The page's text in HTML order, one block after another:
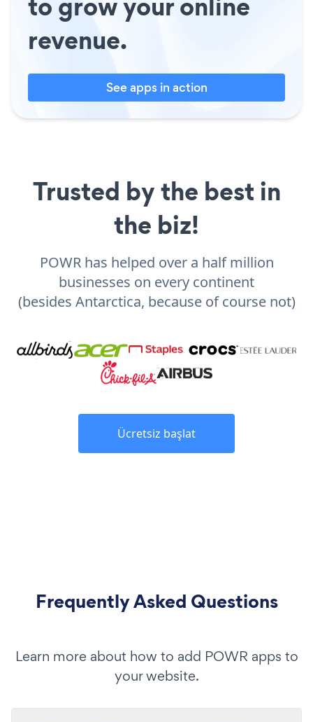
revenue.
See apps in action
Trusted by the best in
the biz!
POWR has helped over a half million
businesses on every continent
(besides Antarctica, because of course not)
Ücretsiz başlat
Frequently Asked Questions
Learn more about how to add POWR apps to
your website.